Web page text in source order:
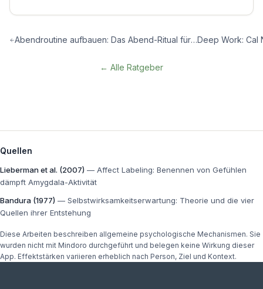
Abendroutine aufbauen: Das Abend-Ritual für besseren Schlaf und mehr Energie
← Alle Ratgeber
Quellen
Lieberman et al. (2007) — Affect Labeling: Benennen von Gefühlen
dämpft Amygdala-Aktivität
Bandura (1977) — Selbstwirksamkeitserwartung: Theorie und die vier
Quellen ihrer Entstehung
Diese Arbeiten beschreiben allgemeine psychologische Mechanismen. Sie
wurden nicht mit Mindoro durchgeführt und belegen keine Wirkung dieser
App. Effektstärken variieren erheblich nach Person, Ziel und Kontext.